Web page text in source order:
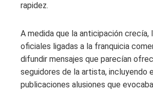
rapidez.
A medida que la anticipación crecía,
oficiales ligadas a la franquicia
difundir mensajes que parecían
seguidores de la artista, incluyendo
publicaciones alusiones que